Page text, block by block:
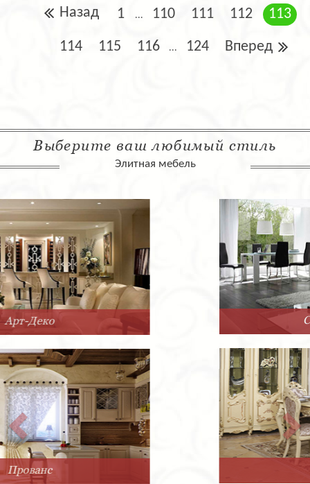
Назад 1 ... 110 111 112 113
114 115 116 ... 124 Вперед
Выберите ваш любимый стиль
Элитная мебель
Современный